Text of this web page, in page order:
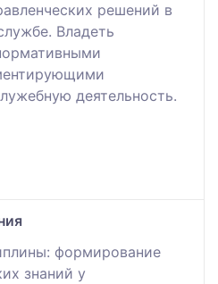
решений в
Владеть
деятельность.
формирование
знаний у